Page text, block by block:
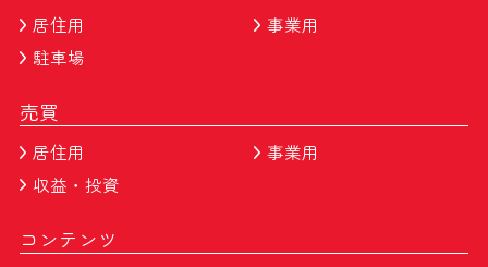
居住用
事業用
駐車場
売買
居住用
事業用
収益・投資
コンテンツ